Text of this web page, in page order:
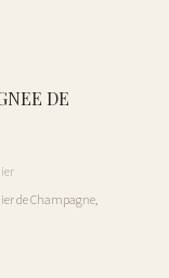
DE
de Champagne,